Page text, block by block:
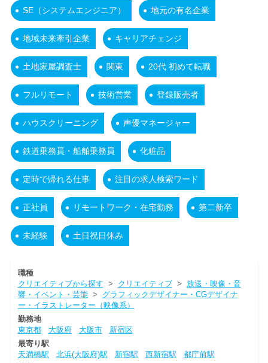
SE（システムエンジニア） 地元の有名企業
地域未来牽引企業 キャリアチェンジ
土地家屋調査士 関東 20代 初めて転職
フルリモート 技術営業 登録販売者
ハウスクリーニング 声優マネージャー
鉄道乗務員・船舶乗務員 化粧品
定時で帰れる仕事 注目の求人検索ワード
正社員 リモートワーク・在宅勤務 第二新卒
未経験 土日祝日休み
職種
クリエイティブから探す > クリエイティブ> 放送・映像・音
響・イベント・芸能> グラフィックデザイナー・CGデザイナ
ー・イラストレーター（映像系）
勤務地
東京都
大阪府 大阪市
新宿区
最寄り駅
天満橋駅
北浜(大阪府)駅 新宿駅 西新宿駅
都庁前駅